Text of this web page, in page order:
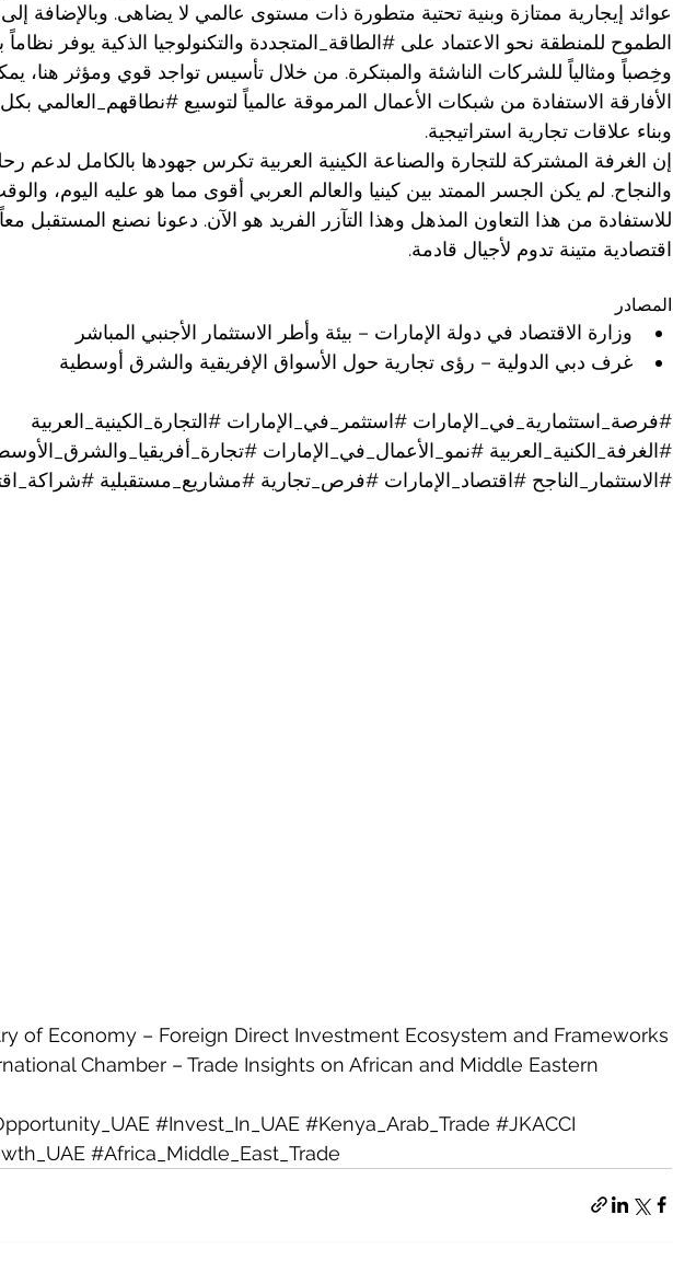
عوائد إيجارية ممتازة وبنية تحتية متطورة ذات مستوى عالمي لا يضاهى. وبالإضافة
الطموح للمنطقة نحو الاعتماد على #الطاقة_المتجددة والتكنولوجيا الذكية يوفر نظاماً
وخِصباً ومثالياً للشركات الناشئة والمبتكرة. من خلال تأسيس تواجد قوي ومؤثر هنا،
الأفارقة الاستفادة من شبكات الأعمال المرموقة عالمياً لتوسيع #نطاقهم_العالمي
وبناء علاقات تجارية استراتيجية.
إن الغرفة المشتركة للتجارة والصناعة الكينية العربية تكرس جهودها بالكامل لدعم
والنجاح. لم يكن الجسر الممتد بين كينيا والعالم العربي أقوى مما هو عليه اليوم،
للاستفادة من هذا التعاون المذهل وهذا التآزر الفريد هو الآن. دعونا نصنع المستقبل
اقتصادية متينة تدوم لأجيال قادمة.
المصادر
وزارة الاقتصاد في دولة الإمارات – بيئة وأطر الاستثمار الأجنبي المباشر
غرف دبي الدولية – رؤى تجارية حول الأسواق الإفريقية والشرق أوسطية
#فرصة_استثمارية_في_الإمارات #استثمر_في_الإمارات #التجارة_الكينية_العربية
#الغرفة_الكنية_العربية #نمو_الأعمال_في_الإمارات
#الاستثمار_الناجح #اقتصاد_الإمارات #فرص_تجارية #مشاريع_مستقبلية
of Economy – Foreign Direct Investment Ecosystem and Frameworks
Chamber – Trade Insights on African and Middle Eastern
#Invest_In_UAE #Kenya_Arab_Trade #JKACCI
#Africa_Middle_East_Trade